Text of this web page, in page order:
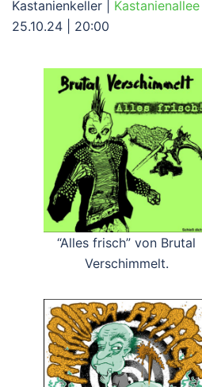
Kastanienkeller |
25.10.24 | 20:00
“Alles frisch” von Brutal
Verschimmelt.